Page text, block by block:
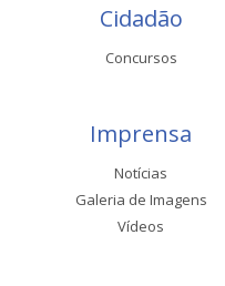
Cidadão
Concursos
Imprensa
Notícias
Galeria de Imagens
Vídeos